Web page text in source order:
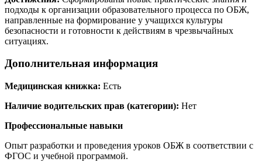
подходы к организации образовательного процесса по ОБЖ,
направленные на формирование у учащихся культуры
безопасности и готовности к действиям в чрезвычайных
ситуациях.
Дополнительная информация
Медицинская книжка: Есть
Наличие водительских прав (категории): Нет
Профессиональные навыки
Опыт разработки и проведения уроков ОБЖ в соответствии с
ФГОС и учебной программой.